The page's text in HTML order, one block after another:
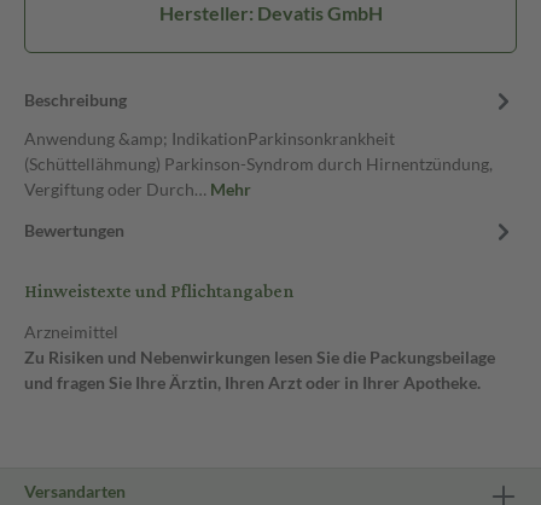
Hersteller: Devatis GmbH
Beschreibung
Anwendung &amp; IndikationParkinsonkrankheit
(Schüttellähmung) Parkinson-Syndrom durch Hirnentzündung,
Vergiftung oder Durch… Mehr
Bewertungen
Hinweistexte und Pflichtangaben
Arzneimittel
Zu Risiken und Nebenwirkungen lesen Sie die Packungsbeilage
und fragen Sie Ihre Ärztin, Ihren Arzt oder in Ihrer Apotheke.
Versandarten